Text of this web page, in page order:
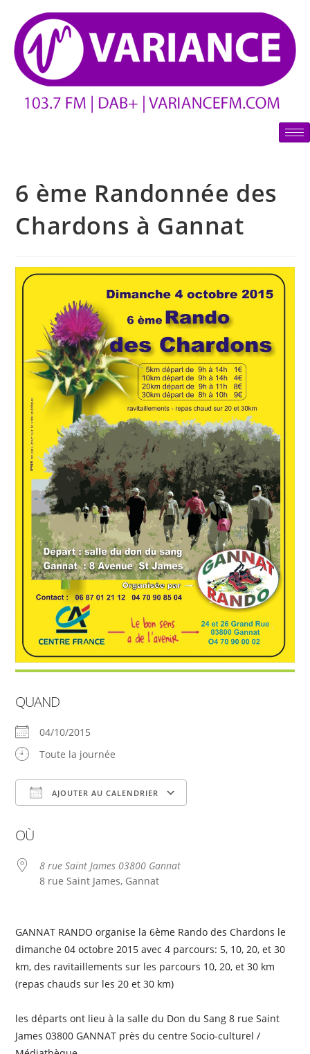
6 ème Randonnée des
Chardons à Gannat
QUAND
04/10/2015
Toute la journée
AJOUTER AU CALENDRIER
OÙ
8 rue Saint James 03800 Gannat
8 rue Saint James, Gannat
GANNAT RANDO organise la 6ème Rando des Chardons le
dimanche 04 octobre 2015 avec 4 parcours: 5, 10, 20, et 30
km, des ravitaillements sur les parcours 10, 20, et 30 km
(repas chauds sur les 20 et 30 km)
les départs ont lieu à la salle du Don du Sang 8 rue Saint
James 03800 GANNAT près du centre Socio-culturel /